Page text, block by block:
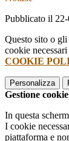
Pubblicato il
Questo sito o
cookie
COOKIE
Personalizza
Gestione cookie
In questa
I cookie
piattaforma e